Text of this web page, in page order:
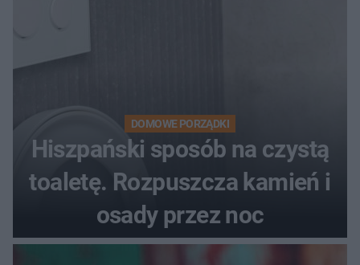
DOMOWE PORZĄDKI
Hiszpański sposób na czystą
toaletę. Rozpuszcza kamień i
osady przez noc